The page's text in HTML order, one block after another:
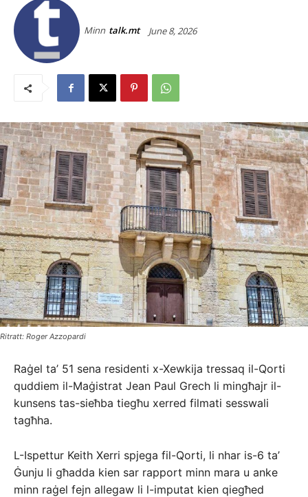
Minn talk.mt June 8, 2026
Ritratt: Roger Azzopardi
Raġel ta’ 51 sena residenti x-Xewkija tressaq il-Qorti
quddiem il-Maġistrat Jean Paul Grech li mingħajr il-
kunsens tas-sieħba tiegħu xerred filmati sesswali
tagħha.
L-Ispettur Keith Xerri spjega fil-Qorti, li nhar is-6 ta’
Ġunju li għadda kien sar rapport minn mara u anke
minn raġel fejn allegaw li l-imputat kien qiegħed